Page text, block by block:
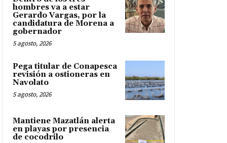
hombres va a estar
Gerardo Vargas, por la
candidatura de Morena a
gobernador
5 agosto, 2026
Pega titular de Conapesca
revisión a ostioneras en
Navolato
5 agosto, 2026
Mantiene Mazatlán alerta
en playas por presencia
de cocodrilo